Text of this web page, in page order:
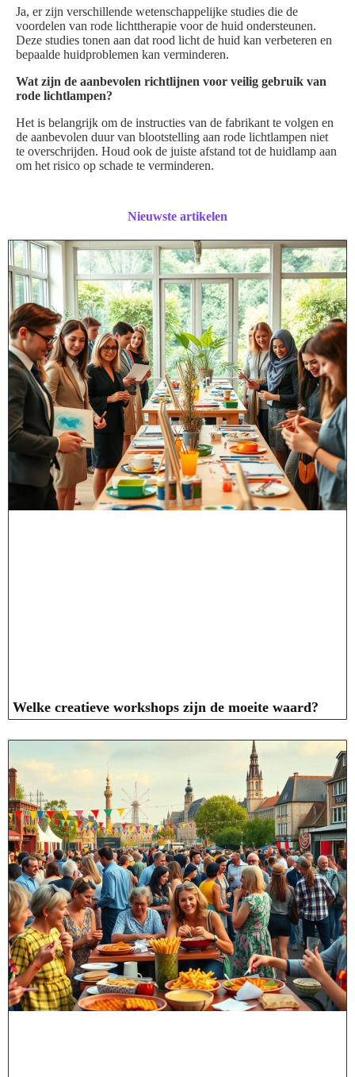
Ja, er zijn verschillende wetenschappelijke studies die de
voordelen van rode lichttherapie voor de huid ondersteunen.
Deze studies tonen aan dat rood licht de huid kan verbeteren en
bepaalde huidproblemen kan verminderen.
Wat zijn de aanbevolen richtlijnen voor veilig gebruik van
rode lichtlampen?
Het is belangrijk om de instructies van de fabrikant te volgen en
de aanbevolen duur van blootstelling aan rode lichtlampen niet
te overschrijden. Houd ook de juiste afstand tot de huidlamp aan
om het risico op schade te verminderen.
Nieuwste artikelen
Welke creatieve workshops zijn de moeite waard?